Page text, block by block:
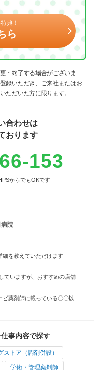
典！
ら
・終了する場合がございま
録いただき、ご来社またはお
ただいた方に限ります。
合わせは
おります
153
からでもOKです
院
細を教えていただけます
ていますが、おすすめの店舗
ビ薬剤師に載っている〇〇以
事内容で探す
ストア（調剤併設）
学術・管理薬剤師